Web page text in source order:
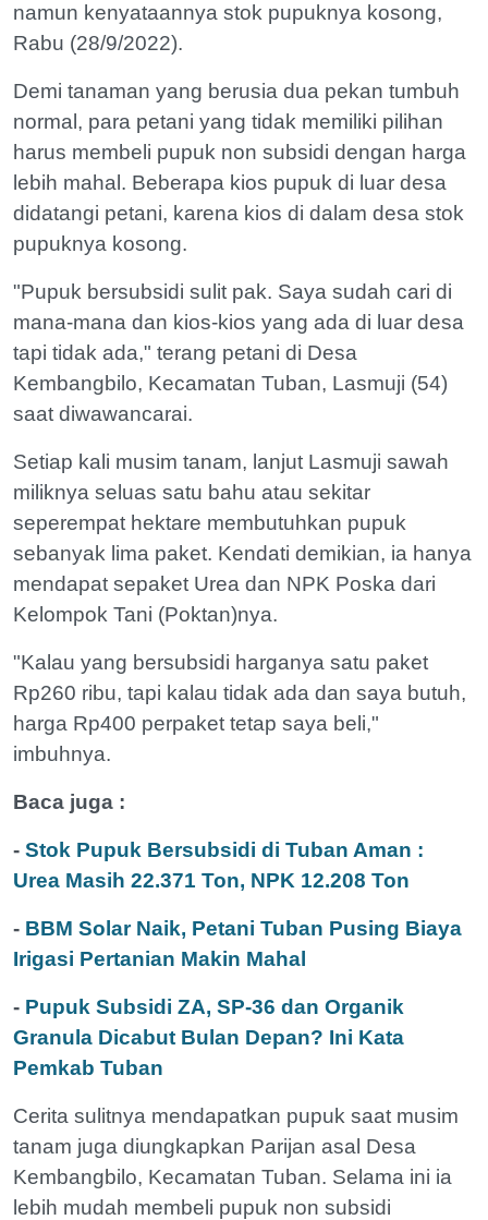
namun kenyataannya stok pupuknya kosong,
Rabu (28/9/2022).
Demi tanaman yang berusia dua pekan tumbuh
normal, para petani yang tidak memiliki pilihan
harus membeli pupuk non subsidi dengan harga
lebih mahal. Beberapa kios pupuk di luar desa
didatangi petani, karena kios di dalam desa stok
pupuknya kosong.
"Pupuk bersubsidi sulit pak. Saya sudah cari di
mana-mana dan kios-kios yang ada di luar desa
tapi tidak ada," terang petani di Desa
Kembangbilo, Kecamatan Tuban, Lasmuji (54)
saat diwawancarai.
Setiap kali musim tanam, lanjut Lasmuji sawah
miliknya seluas satu bahu atau sekitar
seperempat hektare membutuhkan pupuk
sebanyak lima paket. Kendati demikian, ia hanya
mendapat sepaket Urea dan NPK Poska dari
Kelompok Tani (Poktan)nya.
"Kalau yang bersubsidi harganya satu paket
Rp260 ribu, tapi kalau tidak ada dan saya butuh,
harga Rp400 perpaket tetap saya beli,"
imbuhnya.
Baca juga :
- Stok Pupuk Bersubsidi di Tuban Aman :
Urea Masih 22.371 Ton, NPK 12.208 Ton
- BBM Solar Naik, Petani Tuban Pusing Biaya
Irigasi Pertanian Makin Mahal
- Pupuk Subsidi ZA, SP-36 dan Organik
Granula Dicabut Bulan Depan? Ini Kata
Pemkab Tuban
Cerita sulitnya mendapatkan pupuk saat musim
tanam juga diungkapkan Parijan asal Desa
Kembangbilo, Kecamatan Tuban. Selama ini ia
lebih mudah membeli pupuk non subsidi